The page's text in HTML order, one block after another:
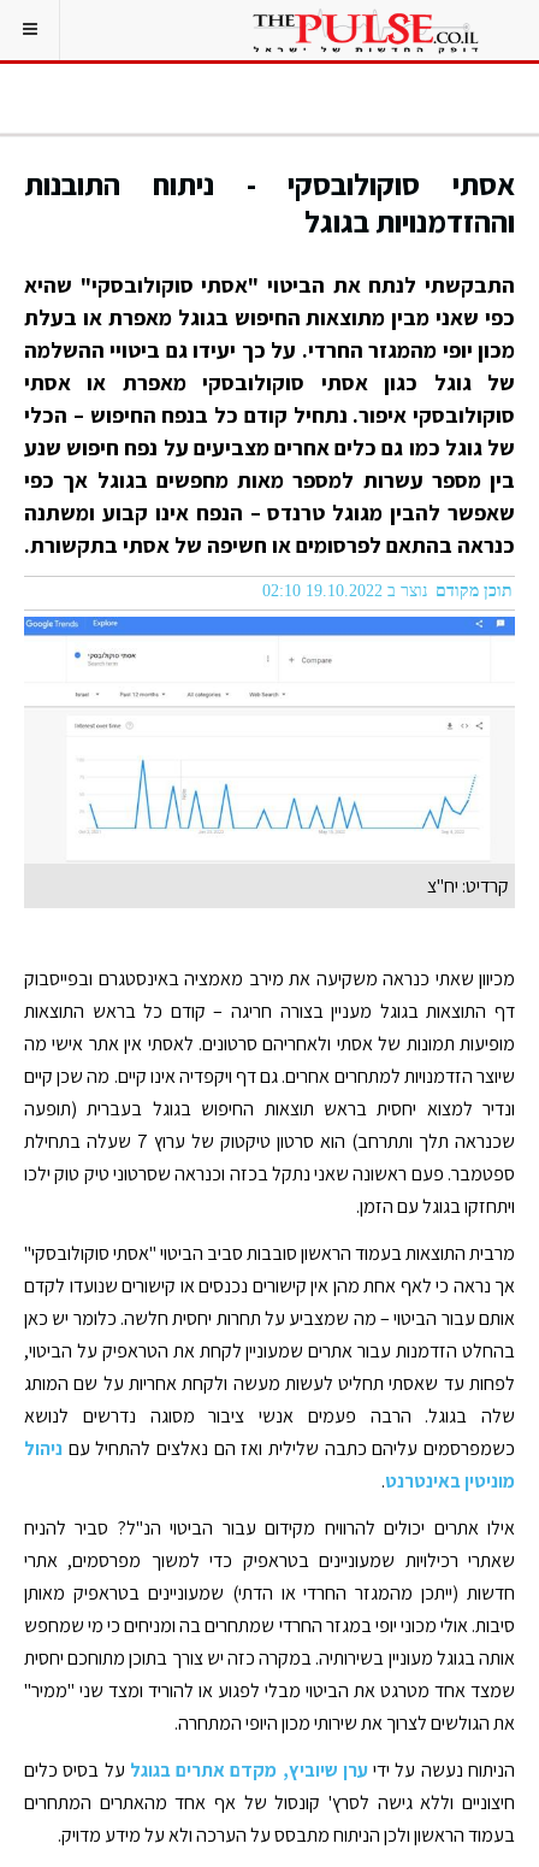
אסתי סוקולובסקי - ניתוח התובנות
וההזדמנויות בגוגל
התבקשתי לנתח את הביטוי "אסתי סוקולובסקי" שהיא
כפי שאני מבין מתוצאות החיפוש בגוגל מאפרת או בעלת
מכון יופי מהמגזר החרדי. על כך יעידו גם ביטויי ההשלמה
של גוגל כגון אסתי סוקולובסקי מאפרת או אסתי
סוקולובסקי איפור. נתחיל קודם כל בנפח החיפוש – הכלי
של גוגל כמו גם כלים אחרים מצביעים על נפח חיפוש שנע
בין מספר עשרות למספר מאות מחפשים בגוגל אך כפי
שאפשר להבין מגוגל טרנדס – הנפח אינו קבוע ומשתנה
כנראה בהתאם לפרסומים או חשיפה של אסתי בתקשורת.
תוכן מקודם נוצר ב 19.10.2022 02:10
קרדיט: יח"צ
מכיוון שאתי כנראה משקיעה את מירב מאמציה באינסטגרם ובפייסבוק
דף התוצאות בגוגל מעניין בצורה חריגה – קודם כל בראש התוצאות
מופיעות תמונות של אסתי ולאחריהם סרטונים. לאסתי אין אתר אישי מה
שיוצר הזדמנויות למתחרים אחרים. גם דף ויקפדיה אינו קיים. מה שכן קיים
ונדיר למצוא יחסית בראש תוצאות החיפוש בגוגל בעברית (תופעה
שכנראה תלך ותתרחב) הוא סרטון טיקטוק של ערוץ 7 שעלה בתחילת
ספטמבר. פעם ראשונה שאני נתקל בכזה וכנראה שסרטוני טיק טוק ילכו
ויתחזקו בגוגל עם הזמן.
מרבית התוצאות בעמוד הראשון סובבות סביב הביטוי "אסתי סוקולובסקי"
אך נראה כי לאף אחת מהן אין קישורים נכנסים או קישורים שנועדו לקדם
אותם עבור הביטוי – מה שמצביע על תחרות יחסית חלשה. כלומר יש כאן
בהחלט הזדמנות עבור אתרים שמעוניין לקחת את הטראפיק על הביטוי,
לפחות עד שאסתי תחליט לעשות מעשה ולקחת אחריות על שם המותג
שלה בגוגל. הרבה פעמים אנשי ציבור מסוגה נדרשים לנושא
כשמפרסמים עליהם כתבה שלילית ואז הם נאלצים להתחיל עם ניהול
מוניטין באינטרנט.
אילו אתרים יכולים להרוויח מקידום עבור הביטוי הנ"ל? סביר להניח
שאתרי רכילויות שמעוניינים בטראפיק כדי למשוך מפרסמים, אתרי
חדשות (ייתכן מהמגזר החרדי או הדתי) שמעוניינים בטראפיק מאותן
סיבות. אולי מכוני יופי במגזר החרדי שמתחרים בה ומניחים כי מי שמחפש
אותה בגוגל מעוניין בשירותיה. במקרה כזה יש צורך בתוכן מתוחכם יחסית
שמצד אחד מטרגט את הביטוי מבלי לפגוע או להוריד ומצד שני "ממיר"
את הגולשים לצרוך את שירותי מכון היופי המתחרה.
הניתוח נעשה על ידיערן שיוביץ, מקדם אתרים בגוגל על בסיס כלים
חיצוניים וללא גישה לסרץ' קונסול של אף אחד מהאתרים המתחרים
בעמוד הראשון ולכן הניתוח מתבסס על הערכה ולא על מידע מדויק.